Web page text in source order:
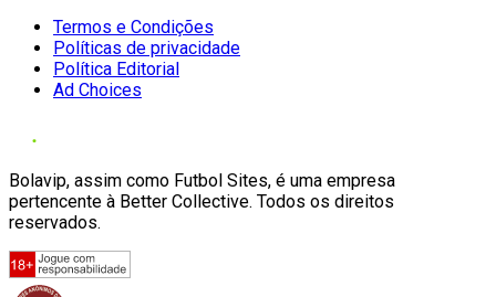
Termos e Condições
Políticas de privacidade
Política Editorial
Ad Choices
Bolavip, assim como Futbol Sites, é uma empresa
pertencente à Better Collective. Todos os direitos
reservados.